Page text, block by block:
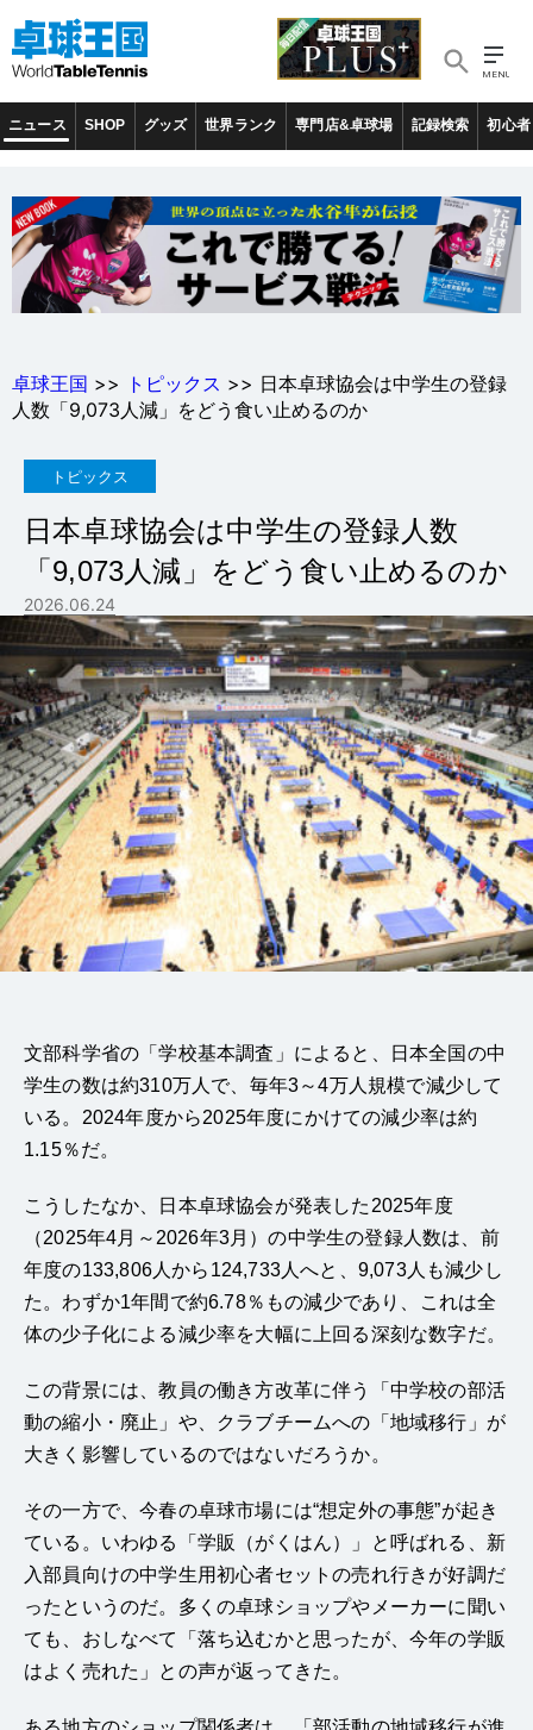
ニュース SHOP グッズ 世界ランク 専門店&卓球場 記録検索 初心者
卓球王国 >> トピックス >> 日本卓球協会は中学生の登録
人数「9,073人減」をどう食い止めるのか
トピックス
日本卓球協会は中学生の登録人数
「9,073人減」をどう食い止めるのか
2026.06.24
文部科学省の「学校基本調査」によると、日本全国の中
学生の数は約310万人で、毎年3～4万人規模で減少して
いる。2024年度から2025年度にかけての減少率は約
1.15％だ。
こうしたなか、日本卓球協会が発表した2025年度
（2025年4月～2026年3月）の中学生の登録人数は、前
年度の133,806人から124,733人へと、9,073人も減少し
た。わずか1年間で約6.78％もの減少であり、これは全
体の少子化による減少率を大幅に上回る深刻な数字だ。
この背景には、教員の働き方改革に伴う「中学校の部活
動の縮小・廃止」や、クラブチームへの「地域移行」が
大きく影響しているのではないだろうか。
その一方で、今春の卓球市場には“想定外の事態”が起き
ている。いわゆる「学販（がくはん）」と呼ばれる、新
入部員向けの中学生用初心者セットの売れ行きが好調だ
ったというのだ。多くの卓球ショップやメーカーに聞い
ても、おしなべて「落ち込むかと思ったが、今年の学販
はよく売れた」との声が返ってきた。